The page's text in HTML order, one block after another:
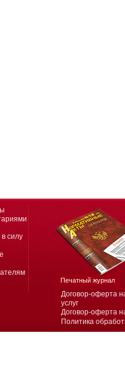
Договор-оферта
услуг
Договор-оферта
Политика
силу
Печатный журнал